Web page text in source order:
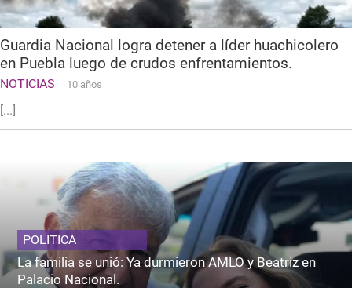
Guardia Nacional logra detener a líder huachicolero
en Puebla luego de crudos enfrentamientos.
NOTICIAS 10 años
[...]
POLITICA
La familia se unió: Ya durmieron AMLO y Beatriz en
Palacio Nacional.